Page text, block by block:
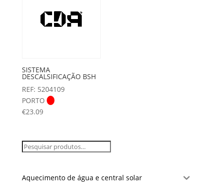
SISTEMA
DESCALSIFICAÇÃO BSH
REF: 5204109
PORTO
€23.09
Aquecimento de água e central solar